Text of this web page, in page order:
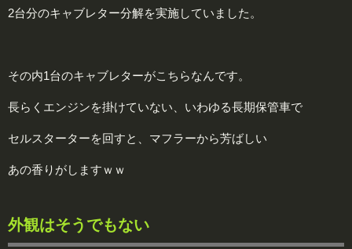
2台分のキャブレター分解を実施していました。
その内1台のキャブレターがこちらなんです。
長らくエンジンを掛けていない、いわゆる長期保管車で
セルスターターを回すと、マフラーから芳ばしい
あの香りがしますｗｗ
外観はそうでもない